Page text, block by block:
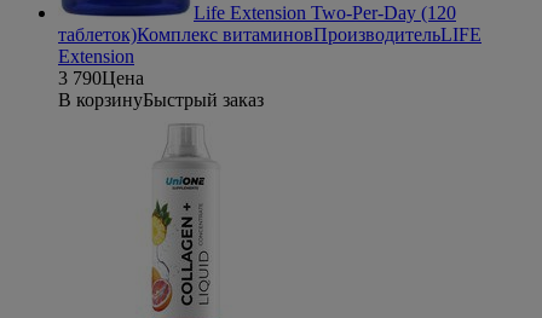
Life Extension Two-Per-Day (120
таблеток)Комплекс витаминовПроизводительLIFE
Extension
3 790Цена
В корзинуБыстрый заказ